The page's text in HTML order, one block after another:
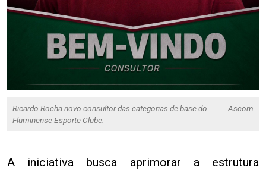
Ricardo Rocha novo consultor das categorias de base do
Fluminense Esporte Clube.
Ascom
A iniciativa busca aprimorar a estrutura